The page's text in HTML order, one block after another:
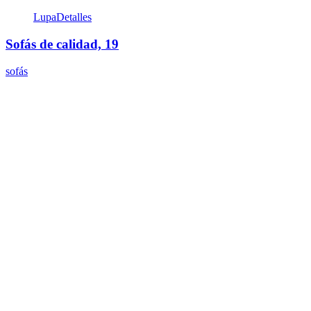
LupaDetalles
Sofás de calidad, 19
sofás